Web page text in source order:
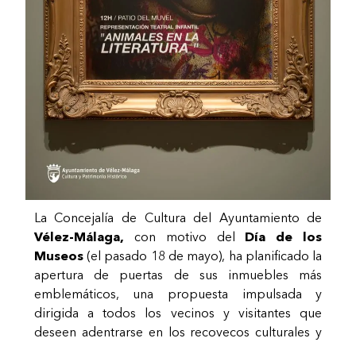
La Concejalía de Cultura del Ayuntamiento de
Vélez-Málaga, con motivo del Día de los
Museos(el pasado 18 de mayo), ha planificado la
apertura de puertas de sus inmuebles más
emblemáticos, una propuesta impulsada y
dirigida a todos los vecinos y visitantes que
deseen adentrarse en los recovecos culturales y